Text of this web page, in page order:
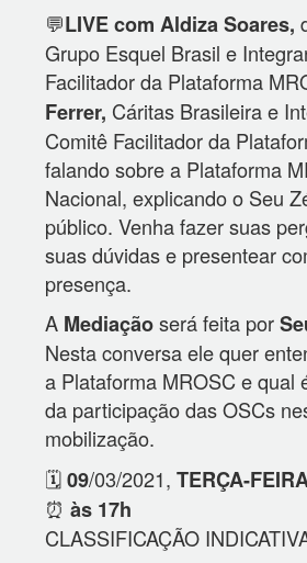
💬LIVE com Aldiza Soares,
Grupo Esquel Brasil e
Facilitador da Plataforma
Ferrer, Cáritas Brasileira e
Comitê Facilitador da
falando sobre a Plataforma
Nacional, explicando o Seu
público. Venha fazer suas
suas dúvidas e presentear
presença.
A Mediaçãoserá feita por
Nesta conversa ele quer
a Plataforma MROSC e qual
da participação das OSCs
mobilização.
🗓️09/03/2021,TERÇA-
⏰ às 17h
CLASSIFICAÇÃO